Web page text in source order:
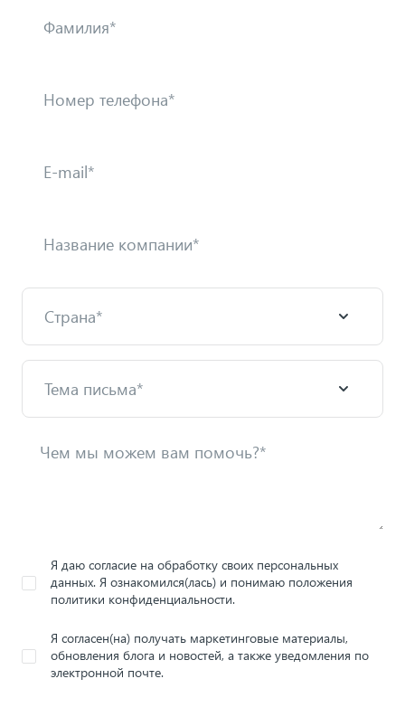
Я даю согласие на обработку своих персональных
данных. Я ознакомился(лась) и понимаю положения
политики конфиденциальности.
Я согласен(на) получать маркетинговые материалы,
обновления блога и новостей, а также уведомления по
электронной почте.